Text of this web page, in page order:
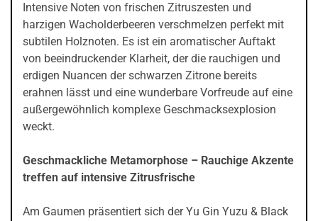
Intensive Noten von frischen Zitruszesten und
harzigen Wacholderbeeren verschmelzen perfekt mit
subtilen Holznoten. Es ist ein aromatischer Auftakt
von beeindruckender Klarheit, der die rauchigen und
erdigen Nuancen der schwarzen Zitrone bereits
erahnen lässt und eine wunderbare Vorfreude auf eine
außergewöhnlich komplexe Geschmacksexplosion
weckt.
Geschmackliche Metamorphose – Rauchige Akzente
treffen auf intensive Zitrusfrische
Am Gaumen präsentiert sich der Yu Gin Yuzu & Black